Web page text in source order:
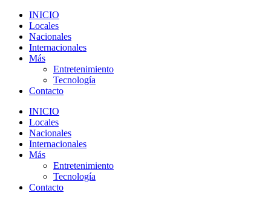
INICIO
Locales
Nacionales
Internacionales
Más
Entretenimiento
Tecnología
Contacto
INICIO
Locales
Nacionales
Internacionales
Más
Entretenimiento
Tecnología
Contacto